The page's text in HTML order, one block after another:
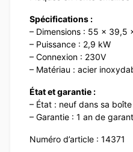
Spécifications :
– Dimensions : 55 x 39,5
– Puissance : 2,9 kW
– Connexion : 230V
– Matériau : acier
État et garantie :
– État : neuf dans sa boîte
– Garantie : 1 an de
Numéro d’article : 14371